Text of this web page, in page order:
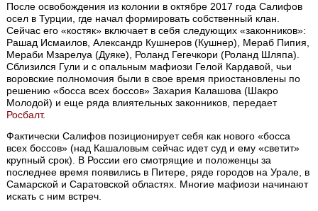
После освобождения из колонии в октябре 2017 года Салифов
осел в Турции, где начал формировать собственный клан.
Сейчас его «костяк» включает в себя следующих «законников»:
Рашад Исмаилов, Александр Кушнеров (Кушнер), Мераб Пипия,
Мераби Мзарелуа (Дуяке), Роланд Гегечкори (Роланд Шляпа).
Сблизился Гули и с опальным мафиози Гелой Кардавой, чьи
воровские полномочия были в свое время приостановлены по
решению «босса всех боссов» Захария Калашова (Шакро
Молодой) и еще ряда влиятельных законников, передает
Росбалт.
Фактически Салифов позиционирует себя как нового «босса
всех боссов» (над Кашаловым сейчас идет суд и ему «светит»
крупный срок). В России его смотрящие и положенцы за
последнее время появились в Питере, ряде городов на Урале, в
Самарской и Саратовской областях. Многие мафиози начинают
искать с ним встреч.